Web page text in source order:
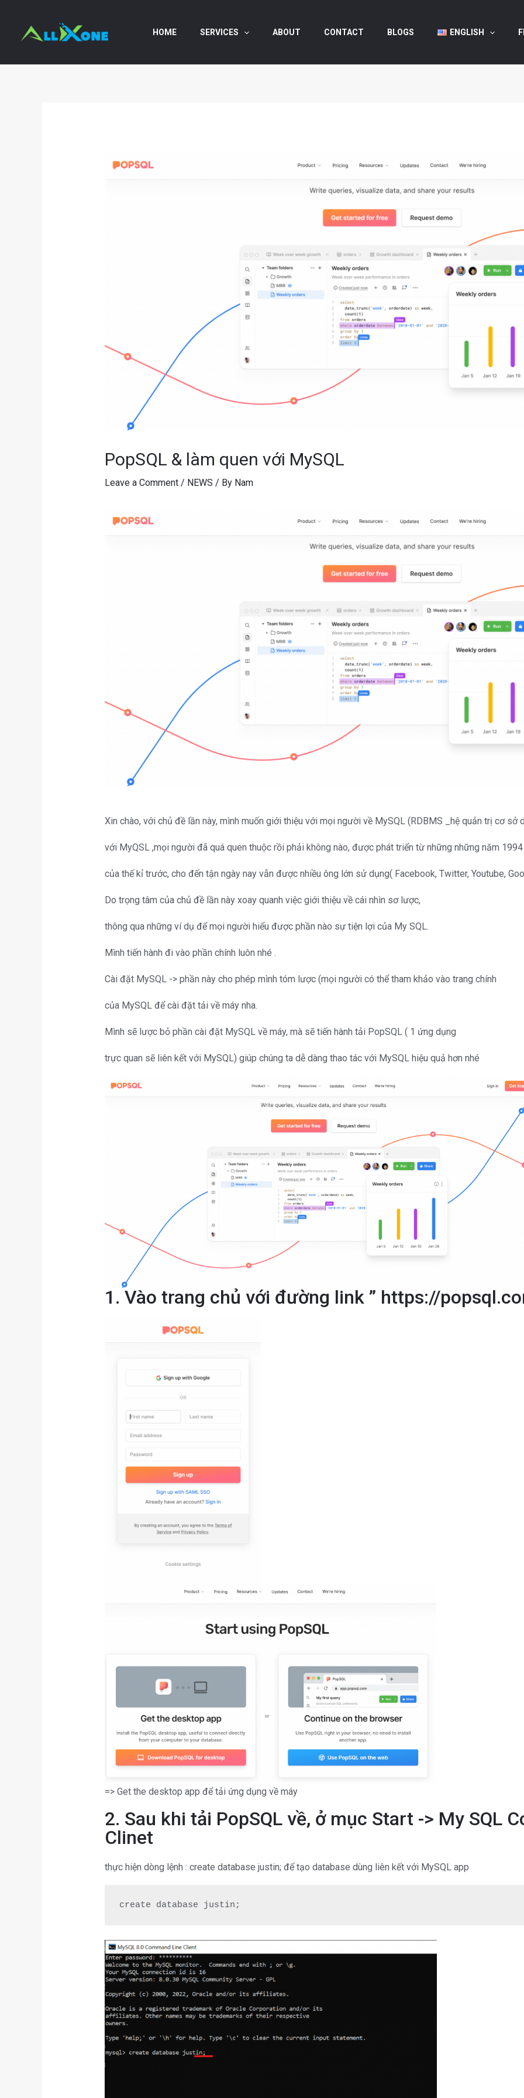
content
HOME SERVICES ABOUT CONTACT BLOGS ENGLISH
PopSQL & làm quen với MySQL
Leave a Comment / NEWS / By Nam
Xin chào, với chủ đề lần này, mình muốn giới thiệu với mọi người về MySQL (RDBMS _hệ quản trị cơ sở
với MyQSL ,mọi người đã quá quen thuộc rồi phải không nào, được phát triển từ những những năm 1994
của thế kỉ trước, cho đến tận ngày nay vẫn được nhiều ông lớn sử dụng( Facebook, Twitter, Youtube,
Do trọng tâm của chủ đề lần này xoay quanh việc giới thiệu về cái nhìn sơ lược,
thông qua những ví dụ để mọi người hiểu được phần nào sự tiện lợi của My SQL.
Mình tiến hành đi vào phần chính luôn nhé .
Cài đặt MySQL -> phần này cho phép mình tóm lược (mọi người có thể tham khảo vào trang chính
của MySQL để cài đặt tải về máy nha.
Mình sẽ lược bỏ phần cài đặt MySQL về máy, mà sẽ tiến hành tải PopSQL ( 1 ứng dụng
trực quan sẽ liên kết với MySQL) giúp chúng ta dễ dàng thao tác với MySQL hiệu quả hơn nhé
1. Vào trang chủ với đường link ” https://
=> Get the desktop app để tải ứng dụng về máy
2. Sau khi tải PopSQL về, ở mục Start -> My SQL
Clinet
thực hiện dòng lệnh : create database justin; để tạo database dùng liên kết với MySQL app
create database justin;